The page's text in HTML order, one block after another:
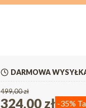
DARMOWA
499,00 zł
324,00 zł -35%